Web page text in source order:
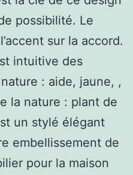
possibilité. Le
sur la accord.
intuitive des
: aide, jaune, ,
la nature : plant de
un stylé élégant
embellissement de
pour la maison